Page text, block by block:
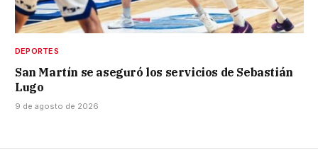
DEPORTES
San Martín se aseguró los servicios de Sebastián
Lugo
9 de agosto de 2026